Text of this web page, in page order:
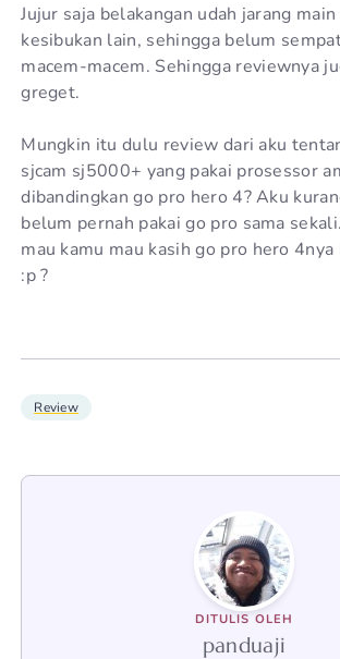
Jujur saja belakangan udah jarang
kesibukan lain, sehingga belum
macem-macem. Sehingga reviewnya
greget.
Mungkin itu dulu review dari aku
sjcam sj5000+ yang pakai prosessor
dibandingkan go pro hero 4? Aku
belum pernah pakai go pro sama
mau kamu mau kasih go pro hero 4nya
:p ?
Review
DITULIS OLEH
panduaji